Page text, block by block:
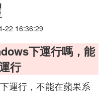
22 16:36:29
下運行嗎，能
行
運行，不能在蘋果系